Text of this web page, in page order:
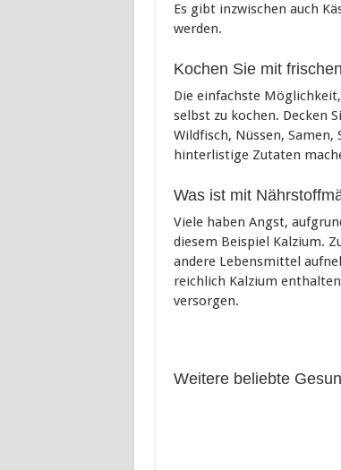
Es gibt inzwischen auch
werden.
Kochen Sie mit
Die einfachste
selbst zu kochen. Decken
Wildfisch, Nüssen, Samen,
hinterlistige Zutaten
Was ist mit
Viele haben Angst,
diesem Beispiel Kalzium.
andere Lebensmittel
reichlich Kalzium
versorgen.
Weitere beliebte